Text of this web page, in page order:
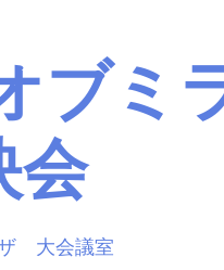
ブミ
会
大会議室